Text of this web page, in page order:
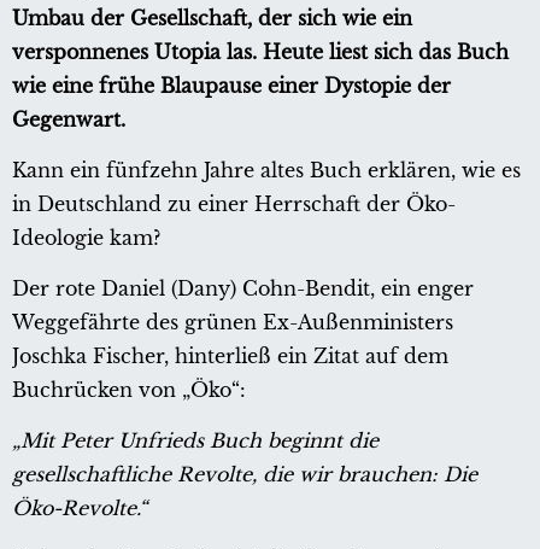
Umbau der Gesellschaft, der sich wie ein
versponnenes Utopia las. Heute liest sich das Buch
wie eine frühe Blaupause einer Dystopie der
Gegenwart.
Kann ein fünfzehn Jahre altes Buch erklären, wie es
in Deutschland zu einer Herrschaft der Öko-
Ideologie kam?
Der rote Daniel (Dany) Cohn-Bendit, ein enger
Weggefährte des grünen Ex-Außenministers
Joschka Fischer, hinterließ ein Zitat auf dem
Buchrücken von „Öko“:
„Mit Peter Unfrieds Buch beginnt die
gesellschaftliche Revolte, die wir brauchen: Die
Öko-Revolte.“